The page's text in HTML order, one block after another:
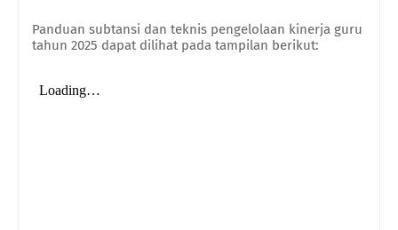
Panduan subtansi dan teknis pengelolaan kinerja guru
tahun 2025 dapat dilihat pada tampilan berikut: